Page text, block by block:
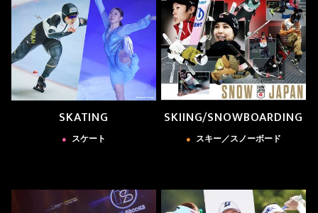
SKATING
● スケート
SKIING/SNOWBOARDING
● スキー／スノーボード